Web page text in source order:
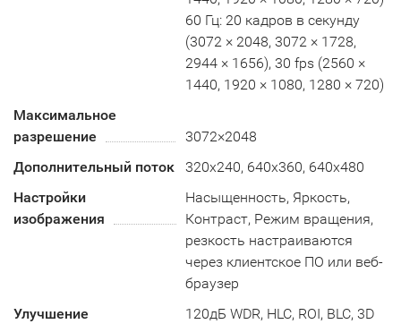
60 Гц: 20 кадров в секунду
(3072 × 2048, 3072 × 1728,
2944 × 1656), 30 fps (2560 ×
1440, 1920 × 1080, 1280 × 720)
Максимальное
разрешение
3072×2048
Дополнительный поток
320x240, 640x360, 640x480
Настройки
изображения
Насыщенность, Яркость,
Контраст, Режим вращения,
резкость настраиваются
через клиентское ПО или веб-
браузер
Улучшение
120дБ WDR, HLC, ROI, BLC, 3D